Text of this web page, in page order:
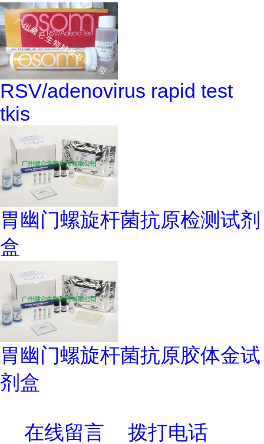
RSV/adenovirus rapid test
tkis
胃幽门螺旋杆菌抗原检测试剂
盒
胃幽门螺旋杆菌抗原胶体金试
剂盒
在线留言 拨打电话